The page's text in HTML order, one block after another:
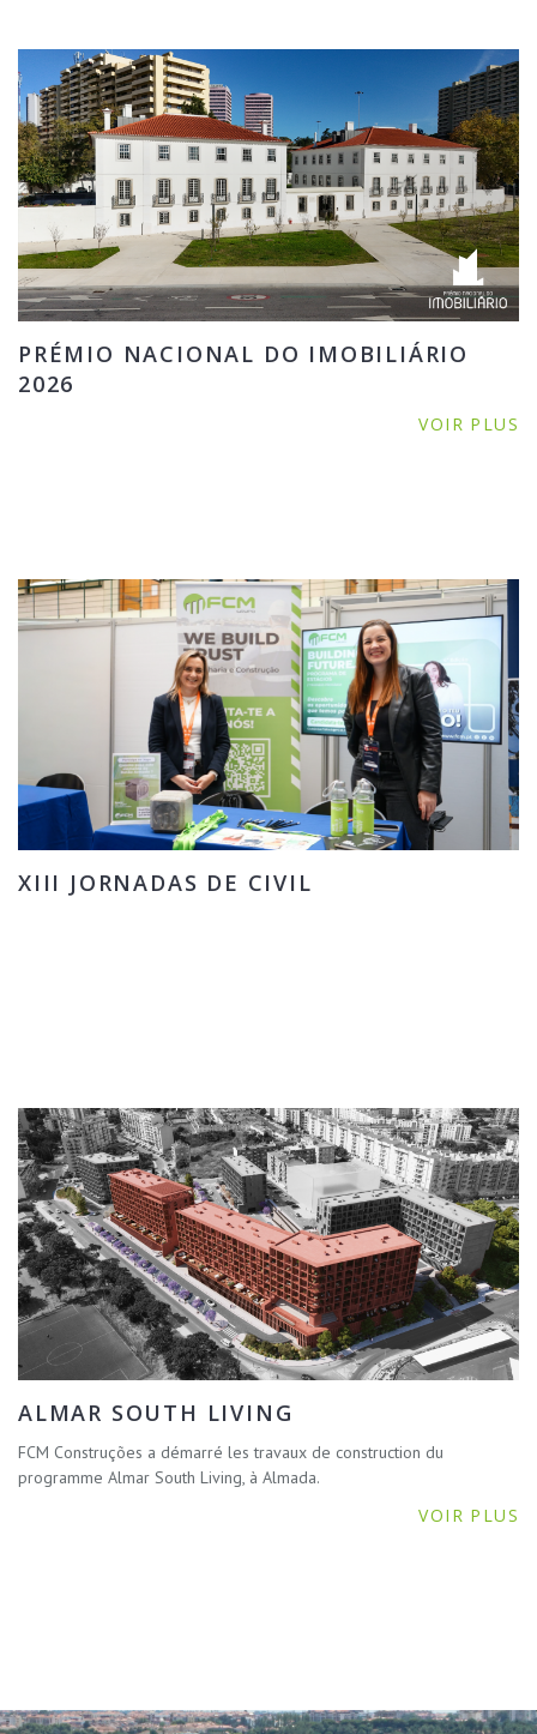
PRÉMIO NACIONAL DO IMOBILIÁRIO
2026
VOIR PLUS
XIII JORNADAS DE CIVIL
ALMAR SOUTH LIVING
FCM Construções a démarré les travaux de construction du
programme Almar South Living, à Almada.
VOIR PLUS